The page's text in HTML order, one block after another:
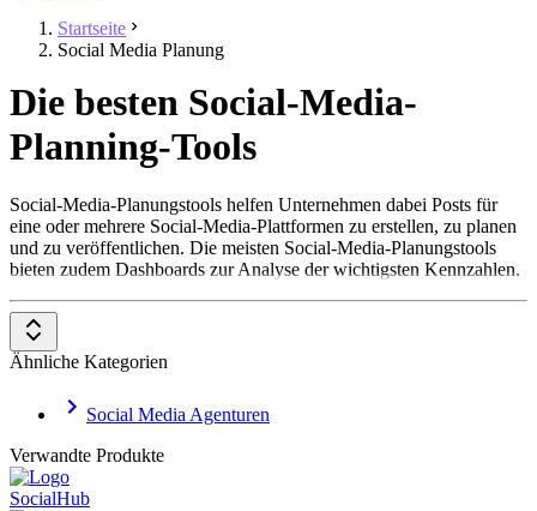
Startseite
Social Media Planung
Die besten Social-Media-
Planning-Tools
Social-Media-Planungstools helfen Unternehmen dabei Posts für
eine oder mehrere Social-Media-Plattformen zu erstellen, zu planen
und zu veröffentlichen. Die meisten Social-Media-Planungstools
bieten zudem Dashboards zur Analyse der wichtigsten Kennzahlen.
Ähnliche Kategorien
Social Media Agenturen
Verwandte Produkte
SocialHub